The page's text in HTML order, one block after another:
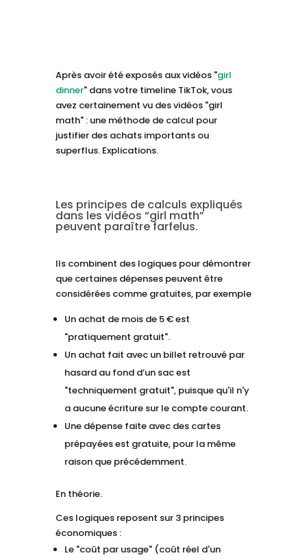
Après avoir été exposés aux vidéos "girl
dinner" dans votre timeline TikTok, vous
avez certainement vu des vidéos "girl
math" : une méthode de calcul pour
justifier des achats importants ou
superflus. Explications.
Les principes de calculs expliqués
dans les vidéos “girl math”
peuvent paraître farfelus.
Ils combinent des logiques pour démontrer
que certaines dépenses peuvent être
considérées comme gratuites, par exemple
Un achat de mois de 5 € est
"pratiquement gratuit".
Un achat fait avec un billet retrouvé par
hasard au fond d’un sac est
"techniquement gratuit", puisque qu'il n'y
a aucune écriture sur le compte courant.
Une dépense faite avec des cartes
prépayées est gratuite, pour la même
raison que précédemment.
En théorie.
Ces logiques reposent sur 3 principes
économiques :
Le "coût par usage" (coût réel d'un